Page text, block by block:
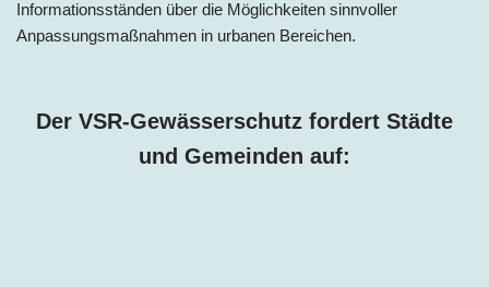
Informationsständen über die Möglichkeiten sinnvoller
Anpassungsmaßnahmen in urbanen Bereichen.
Der VSR-Gewässerschutz fordert Städte
und Gemeinden auf: